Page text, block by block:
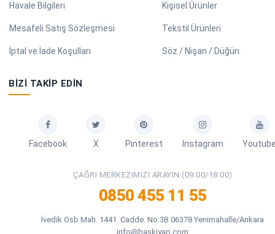
Havale Bilgileri
Mesafeli Satış Sözleşmesi
İptal ve İade Koşulları
Kişisel Ürünler
Tekstil Ürünleri
Söz / Nişan / Düğün
BIZI TAKIP EDIN
Facebook X Pinterest Instagram
ÇAĞRI MERKEZIMIZI ARAYIN (09:00/18:00)
0850 455 11 55
İvedik Osb Mah. 1441. Cadde. No:3B 06378 Yenimahalle/Ankara
info@baskiyap.com